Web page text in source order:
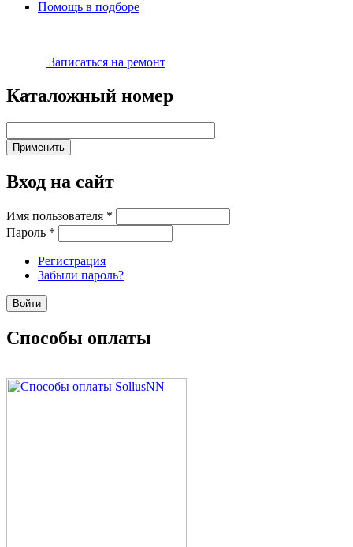
Помощь в подборе
Записаться на ремонт
Каталожный номер
Вход на сайт
Имя пользователя *
Пароль *
Регистрация
Забыли пароль?
Способы оплаты